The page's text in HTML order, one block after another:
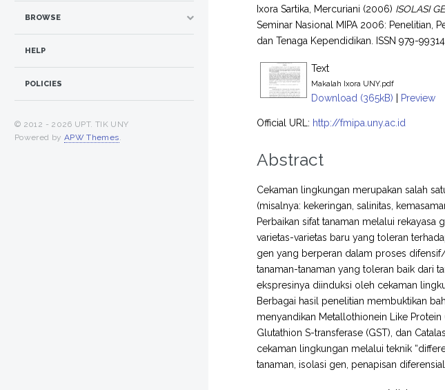
Ixora Sartika, Mercuriani (2006) ISOLASI
Seminar Nasional MIPA 2006: Penelitian,
dan Tenaga Kependidikan. ISSN 979-
Text
Makalah Ixora UNY.pdf
Download (365kB) | Preview
Official URL: http://fmipa.uny.ac.id
Abstract
Cekaman lingkungan merupakan salah
(misalnya: kekeringan, salinitas,
Perbaikan sifat tanaman melalui
varietas-varietas baru yang toleran
gen yang berperan dalam proses
tanaman-tanaman yang toleran baik dari
ekspresinya diinduksi oleh cekaman
Berbagai hasil penelitian membuktikan
menyandikan Metallothionein Like Protein
Glutathion S-transferase (GST), dan
cekaman lingkungan melalui teknik
tanaman, isolasi gen, penapisan diferensial
BROWSE
HELP
POLICIES
© 2012 - 2026 UPT. TIK UNY
Powered by APW Themes